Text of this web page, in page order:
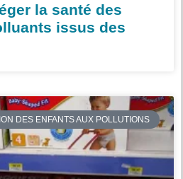
la santé des
issus des
DES ENFANTS AUX POLLUTIONS